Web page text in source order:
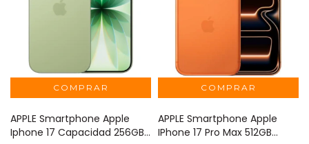
APPLE Smartphone Apple
Iphone 17 Capacidad 256GB
APPLE Smartphone Apple
IPhone 17 Pro Max 512GB